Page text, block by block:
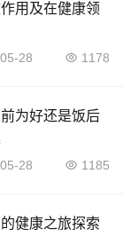
用及在健康领
28 1178
为好还是饭后
28 1185
健康之旅探索